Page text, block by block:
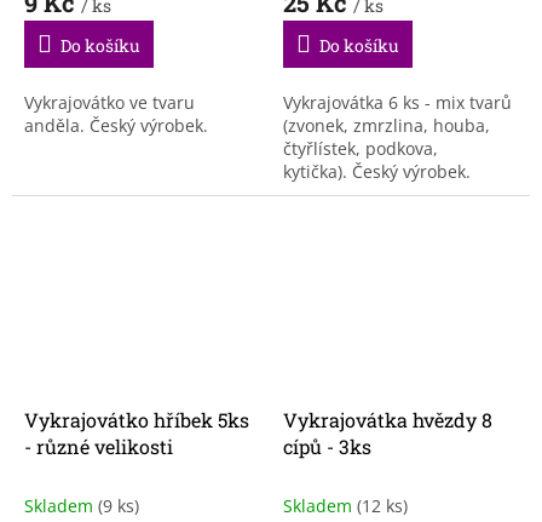
/ ks
Do košíku
Vykrajovátko ve tvaru
anděla. Český výrobek.
/ ks
Do košíku
Vykrajovátka 6 ks - mix tvarů
(zvonek, zmrzlina, houba,
čtyřlístek, podkova,
kytička). Český výrobek.
Vykrajovátko hříbek 5ks
- různé velikosti
Skladem (9 ks)
Vykrajovátka hvězdy 8
cípů - 3ks
Skladem (12 ks)